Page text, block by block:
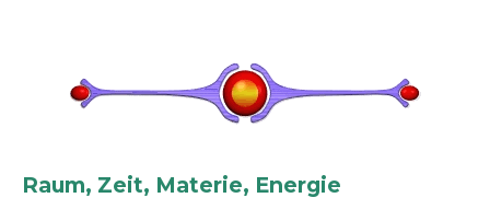
Raum, Zeit, Materie, Energie